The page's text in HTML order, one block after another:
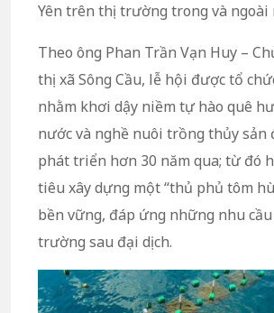
Yên trên thị trường trong và ngoài
Theo ông Phan Trần Vạn Huy –
thị xã Sông Cầu, lễ hội được tổ
nhằm khơi dậy niềm tự hào quê
nước và nghề nuôi trồng thủy sản
phát triển hơn 30 năm qua; từ đó
tiêu xây dựng một “thủ phủ tôm
bền vững, đáp ứng những nhu
trường sau đại dịch.